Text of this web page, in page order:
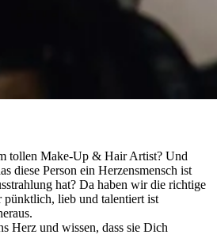
tollen Make-Up & Hair Artist? Und
diese Person ein Herzensmensch ist
hat? Da haben wir die richtige
lieb und talentiert ist
Herz und wissen, dass sie Dich